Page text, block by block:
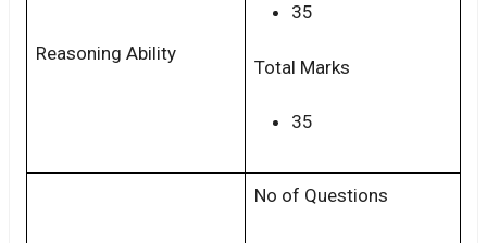
Reasoning Ability
35
Total Marks
35
No of Questions